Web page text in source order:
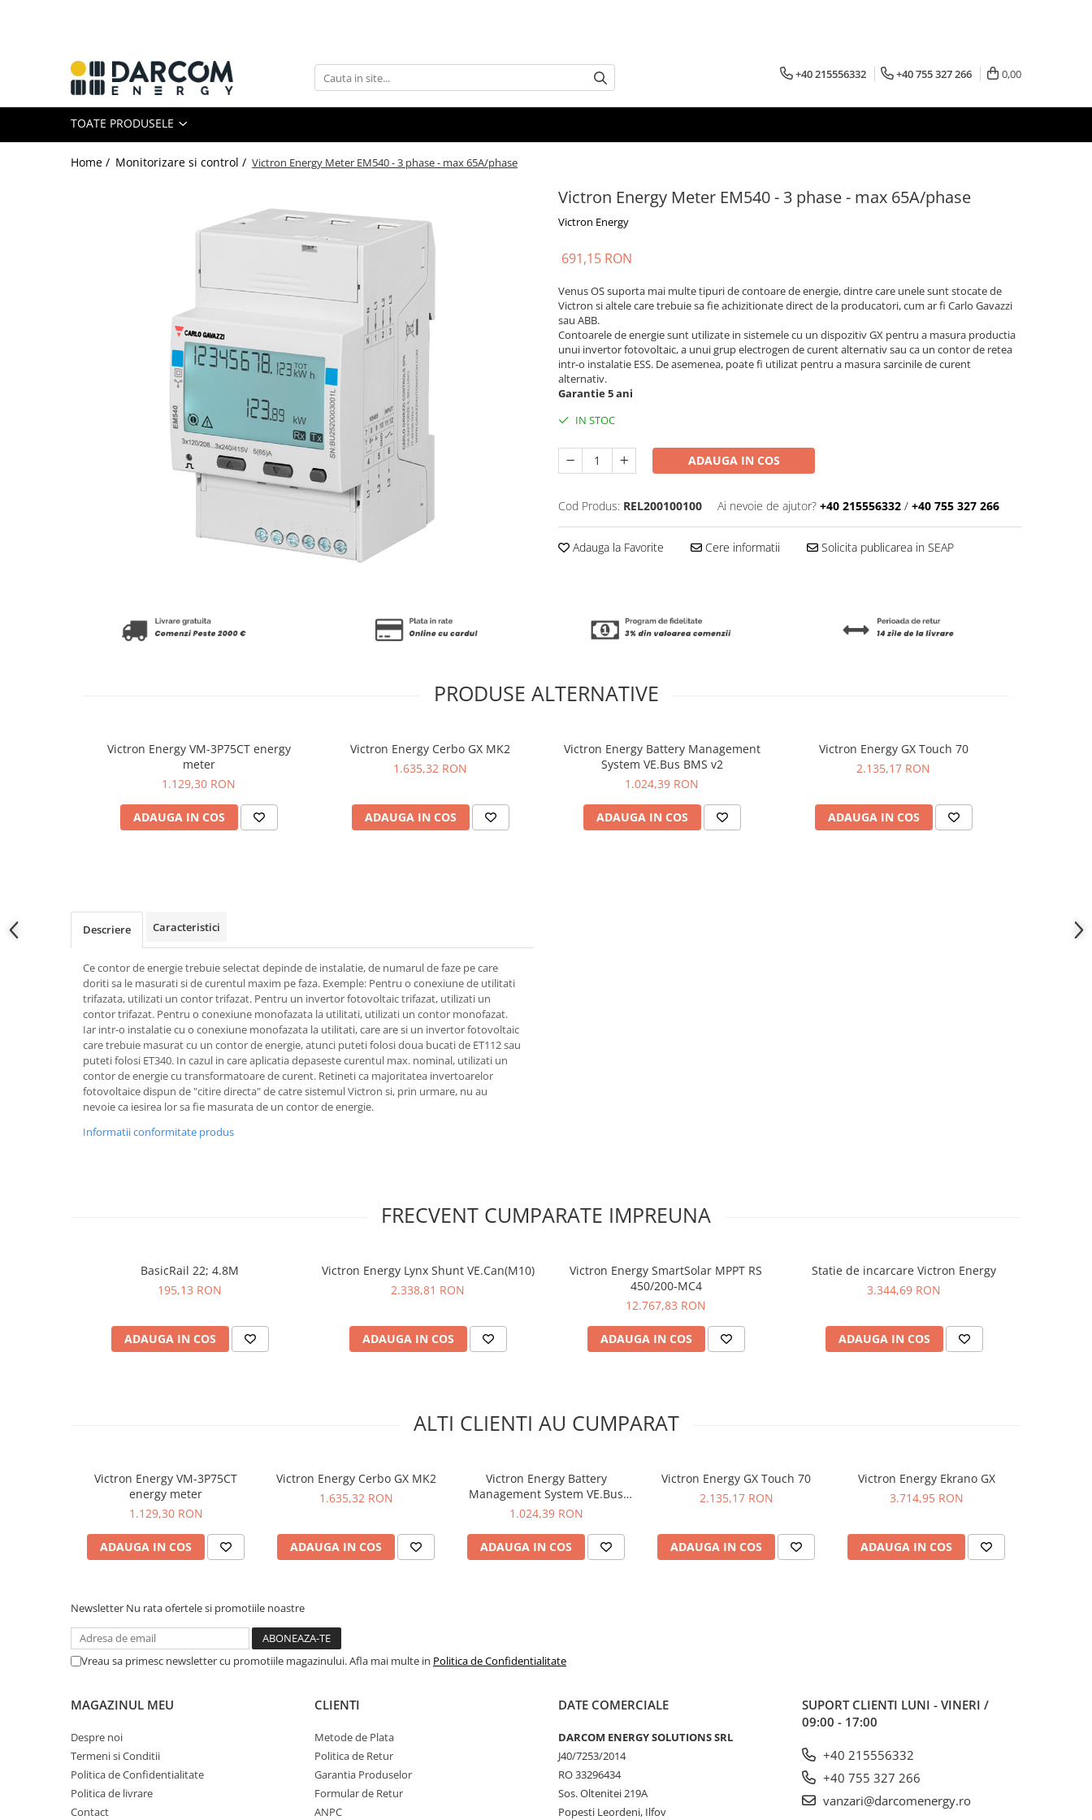
Automotive
Marine
Invertoare hibrid
Invertoare On-Grid uz rezidențial
Invertoare On-Grid uz industrial
Panouri fotovoltaice
Cleme structura sigle/speed Rail
Kituri
BestSellers
Produse resigilate
Proiecte Speciale
+40 215556332 +40 755 327 266 0,00
TOATE PRODUSELE
Home / Monitorizare si control / Victron Energy Meter EM540 - 3 phase - max 65A/phase
Victron Energy Meter EM540 - 3 phase - max 65A/phase
Victron Energy
691,15 RON
Venus OS suporta mai multe tipuri de contoare de energie, dintre care unele sunt stocate de
Victron si altele care trebuie sa fie achizitionate direct de la producatori, cum ar fi Carlo Gavazzi
sau ABB.
Contoarele de energie sunt utilizate in sistemele cu un dispozitiv GX pentru a masura productia
unui invertor fotovoltaic, a unui grup electrogen de curent alternativ sau ca un contor de retea
intr-o instalatie ESS. De asemenea, poate fi utilizat pentru a masura sarcinile de curent
alternativ.
Garantie 5 ani
IN STOC
ADAUGA IN COS
Cod Produs: REL200100100 Ai nevoie de ajutor? +40 215556332 / +40 755 327 266
Adauga la Favorite Cere informatii Solicita publicarea in SEAP
PRODUSE ALTERNATIVE
Victron Energy VM-3P75CT energy
meter
1.129,30 RON
ADAUGA IN COS
Victron Energy Cerbo GX MK2
1.635,32 RON
ADAUGA IN COS
Victron Energy Battery Management
System VE.Bus BMS v2
1.024,39 RON
ADAUGA IN COS
Victron Energy GX Touch 70
2.135,17 RON
ADAUGA IN COS
Descriere Caracteristici
Ce contor de energie trebuie selectat depinde de instalatie, de numarul de faze pe care
doriti sa le masurati si de curentul maxim pe faza. Exemple: Pentru o conexiune de utilitati
trifazata, utilizati un contor trifazat. Pentru un invertor fotovoltaic trifazat, utilizati un
contor trifazat. Pentru o conexiune monofazata la utilitati, utilizati un contor monofazat.
Iar intr-o instalatie cu o conexiune monofazata la utilitati, care are si un invertor fotovoltaic
care trebuie masurat cu un contor de energie, atunci puteti folosi doua bucati de ET112 sau
puteti folosi ET340. In cazul in care aplicatia depaseste curentul max. nominal, utilizati un
contor de energie cu transformatoare de curent. Retineti ca majoritatea invertoarelor
fotovoltaice dispun de "citire directa" de catre sistemul Victron si, prin urmare, nu au
nevoie ca iesirea lor sa fie masurata de un contor de energie.
Informatii conformitate produs
FRECVENT CUMPARATE IMPREUNA
BasicRail 22; 4.8M
195,13 RON
ADAUGA IN COS
Victron Energy Lynx Shunt VE.Can(M10)
2.338,81 RON
ADAUGA IN COS
Victron Energy SmartSolar MPPT RS
450/200-MC4
12.767,83 RON
ADAUGA IN COS
Statie de incarcare Victron Energy
3.344,69 RON
ADAUGA IN COS
ALTI CLIENTI AU CUMPARAT
Victron Energy VM-3P75CT
energy meter
1.129,30 RON
ADAUGA IN COS
Victron Energy Cerbo GX MK2
1.635,32 RON
ADAUGA IN COS
Victron Energy Battery
Management System VE.Bus
BMS v2
1.024,39 RON
ADAUGA IN COS
Victron Energy GX Touch 70
2.135,17 RON
ADAUGA IN COS
Victron Energy Ekrano GX
3.714,95 RON
ADAUGA IN COS
Newsletter Nu rata ofertele si promotiile noastre
Vreau sa primesc newsletter cu promotiile magazinului. Afla mai multe in Politica de Confidentialitate
MAGAZINUL MEU
Despre noi
Termeni si Conditii
Politica de Confidentialitate
Politica de livrare
Contact
CLIENTI
Metode de Plata
Politica de Retur
Garantia Produselor
Formular de Retur
ANPC
DATE COMERCIALE
DARCOM ENERGY SOLUTIONS SRL
J40/7253/2014
RO 33296434
Sos. Oltenitei 219A
Popesti Leordeni, Ilfov
SUPORT CLIENTI LUNI - VINERI /
09:00 - 17:00
+40 215556332
+40 755 327 266
vanzari@darcomenergy.ro